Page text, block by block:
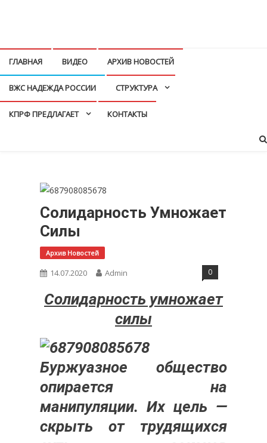
ГЛАВНАЯ ВИДЕО АРХИВ НОВОСТЕЙ
ВЖС НАДЕЖДА РОССИИ СТРУКТУРА
КПРФ ПРЕДЛАГАЕТ КОНТАКТЫ
Солидарность Умножает
Силы
Архив Новостей
14.07.2020 Admin 0
Солидарность умножает
силы
Буржуазное общество
опирается на
манипуляции. Их цель —
скрыть от трудящихся